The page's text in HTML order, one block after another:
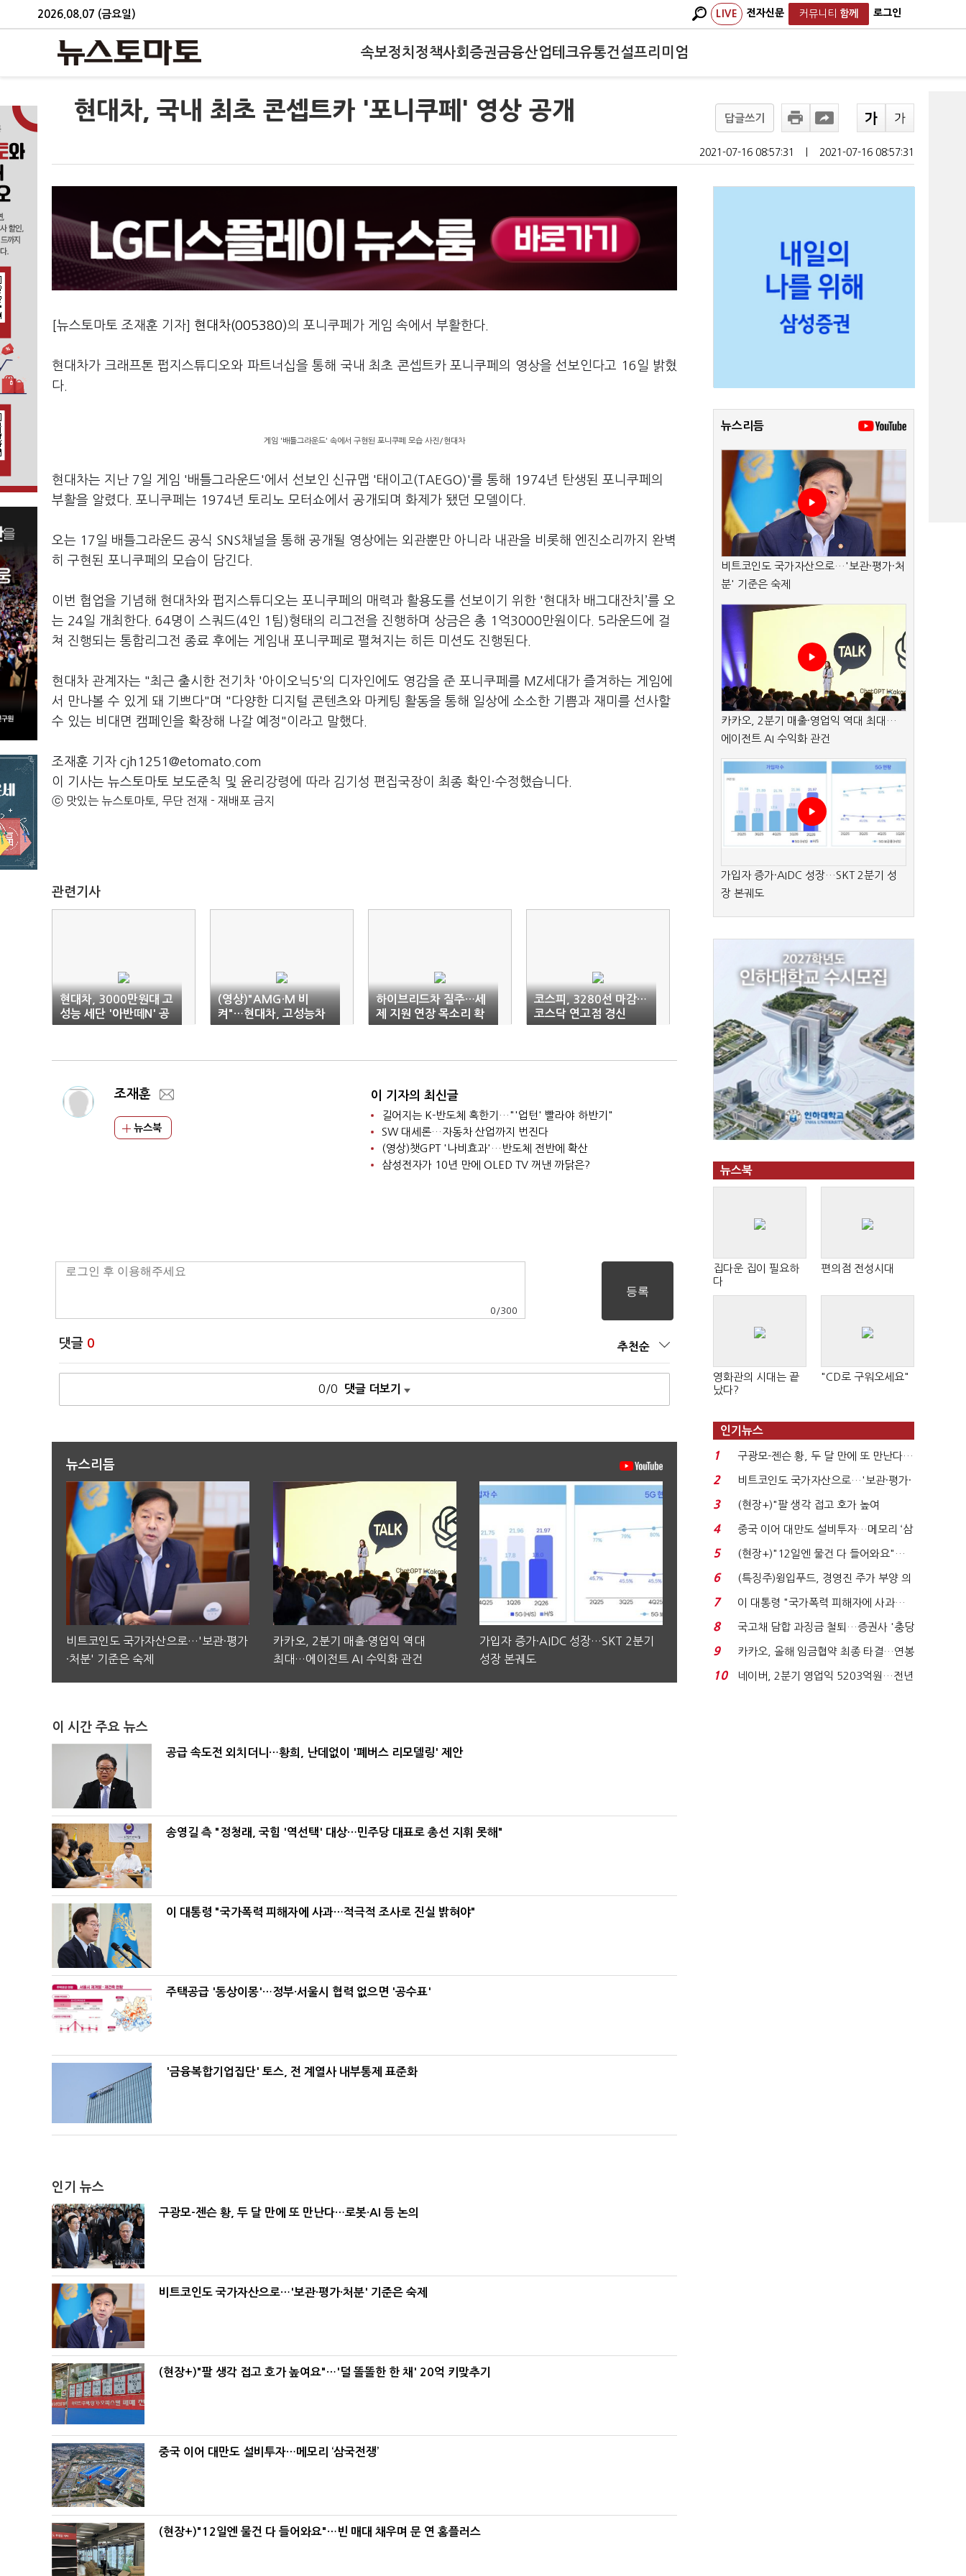
2026.08.07 (금요일) LIVE 전자신문 커뮤니티 함께 로그인
속보정치 정책사회 증권금융산업테크유통건설프리미엄
현대차, 국내 최초 콘셉트카 '포니쿠페' 영상 공개 답글쓰기
2021-07-16 08:57:31 2021-07-16 08:57:31
[뉴스토마토 조재훈 기자] 현대차(005380)의 포니쿠페가 게임 속에서 부활한다.
현대차가 크래프톤 펍지스튜디오와 파트너십을 통해 국내 최초 콘셉트카 포니쿠페의 영상을 선보인다고 16일 밝혔
다.
게임 '배틀그라운드' 속에서 구현된 포니쿠페 모습 사진/현대차
현대차는 지난 7일 게임 '배틀그라운드'에서 선보인 신규맵 '태이고(TAEGO)'를 통해 1974년 탄생된 포니쿠페의
부활을 알렸다. 포니쿠페는 1974년 토리노 모터쇼에서 공개되며 화제가 됐던 모델이다.
오는 17일 배틀그라운드 공식 SNS채널을 통해 공개될 영상에는 외관뿐만 아니라 내관을 비롯해 엔진소리까지 완벽
히 구현된 포니쿠페의 모습이 담긴다.
이번 협업을 기념해 현대차와 펍지스튜디오는 포니쿠페의 매력과 활용도를 선보이기 위한 '현대차 배그대잔치’를 오
는 24일 개최한다. 64명이 스쿼드(4인 1팀)형태의 리그전을 진행하며 상금은 총 1억3000만원이다. 5라운드에 걸
쳐 진행되는 통합리그전 종료 후에는 게임내 포니쿠페로 펼쳐지는 히든 미션도 진행된다.
현대차 관계자는 "최근 출시한 전기차 '아이오닉5'의 디자인에도 영감을 준 포니쿠페를 MZ세대가 즐겨하는 게임에
서 만나볼 수 있게 돼 기쁘다"며 "다양한 디지털 콘텐츠와 마케팅 활동을 통해 일상에 소소한 기쁨과 재미를 선사할
수 있는 비대면 캠페인을 확장해 나갈 예정"이라고 말했다.
조재훈 기자 cjh1251@etomato.com
이 기사는 뉴스토마토 보도준칙 및 윤리강령에 따라 김기성 편집국장이 최종 확인·수정했습니다.
ⓒ 맛있는 뉴스토마토, 무단 전재 - 재배포 금지
관련기사
현대차, 3000만원대 고
성능 세단 '아반떼N' 공
개
(영상)"AMG·M 비
켜"…현대차, 고성능차
시장 공략 박차
하이브리드차 질주…세
제 지원 연장 목소리 확
대
코스피, 3280선 마감…
코스닥 연고점 경신
조재훈
뉴스북
이 기자의 최신글
길어지는 K-반도체 혹한기…"'업턴' 빨라야 하반기"
SW 대세론…자동차 산업까지 번진다
(영상)챗GPT '나비효과'…반도체 전반에 확산
삼성전자가 10년 만에 OLED TV 꺼낸 까닭은?
0 /300
댓글 0 추천순
0/0 댓글 더보기
뉴스리듬
비트코인도 국가자산으로…'보관·평가
·처분' 기준은 숙제
카카오, 2분기 매출·영업익 역대
최대…에이전트 AI 수익화 관건
가입자 증가·AIDC 성장…SKT 2분기
성장 본궤도
이 시간 주요 뉴스
공급 속도전 외치더니…황희, 난데없이 '폐버스 리모델링' 제안
송영길 측 "정청래, 국힘 '역선택' 대상…민주당 대표로 총선 지휘 못해"
이 대통령 "국가폭력 피해자에 사과…적극적 조사로 진실 밝혀야"
주택공급 '동상이몽'…정부·서울시 협력 없으면 '공수표'
'금융복합기업집단' 토스, 전 계열사 내부통제 표준화
인기 뉴스
구광모-젠슨 황, 두 달 만에 또 만난다…로봇·AI 등 논의
비트코인도 국가자산으로…'보관·평가·처분' 기준은 숙제
(현장+)"팔 생각 접고 호가 높여요"…'덜 똘똘한 한 채' 20억 키맞추기
중국 이어 대만도 설비투자…메모리 ‘삼국전쟁’
(현장+)"12일엔 물건 다 들어와요"…빈 매대 채우며 문 연 홈플러스
뉴스리듬
비트코인도 국가자산으로…'보관·평가·처
분' 기준은 숙제
카카오, 2분기 매출·영업익 역대 최대…
에이전트 AI 수익화 관건
가입자 증가·AIDC 성장…SKT 2분기 성
장 본궤도
뉴스북
집다운 집이 필요하
다
편의점 전성시대
영화관의 시대는 끝
났다?
"CD로 구워오세요"
인기뉴스
1
구광모-젠슨 황, 두 달 만에 또 만난다…
로봇·AI 등 논...
2
비트코인도 국가자산으로…'보관·평가·
처분' 기준은 ...
3
(현장+)"팔 생각 접고 호가 높여
요"…'덜 똘똘한 한 채' 20...
4
중국 이어 대만도 설비투자…메모리 ‘삼
국전쟁’
5
(현장+)"12일엔 물건 다 들어와요"…
빈 매대 채우며 문 연 ...
6
(특징주)윙입푸드, 경영진 주가 부양 의
지에 상한가...
7
이 대통령 "국가폭력 피해자에 사과…
적극적 조사로 진...
8
국고채 담합 과징금 철퇴…증권사 '충당
금 폭탄' 우려...
9
카카오, 올해 임금협약 최종 타결…연봉
6.3% 인상·격려...
10
네이버, 2분기 영업익 5203억원…전년